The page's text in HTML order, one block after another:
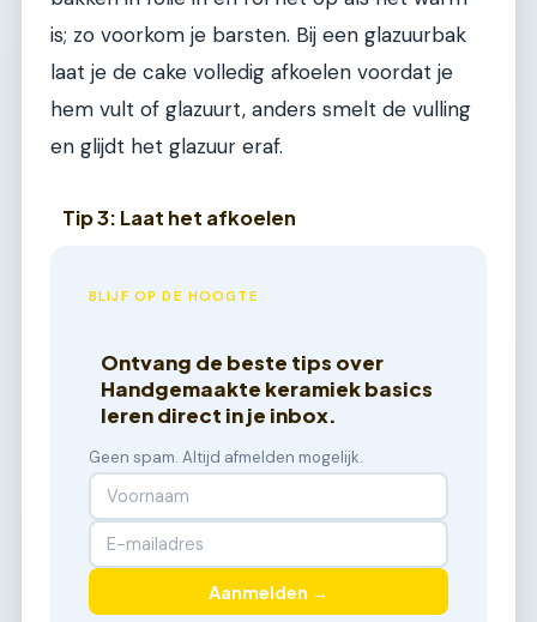
is; zo voorkom je barsten. Bij een glazuurbak
laat je de cake volledig afkoelen voordat je
hem vult of glazuurt, anders smelt de vulling
en glijdt het glazuur eraf.
Tip 3: Laat het afkoelen
BLIJF OP DE HOOGTE
Ontvang de beste tips over
Handgemaakte keramiek basics
leren direct in je inbox.
Geen spam. Altijd afmelden mogelijk.
Aanmelden →